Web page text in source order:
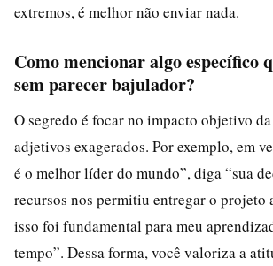
extremos, é melhor não enviar nada.
Como mencionar algo específico
sem parecer bajulador?
O segredo é focar no impacto objetivo da
adjetivos exagerados. Por exemplo, em
é o melhor líder do mundo”, diga “sua
recursos nos permitiu entregar o projeto
isso foi fundamental para meu
tempo”. Dessa forma, você valoriza a